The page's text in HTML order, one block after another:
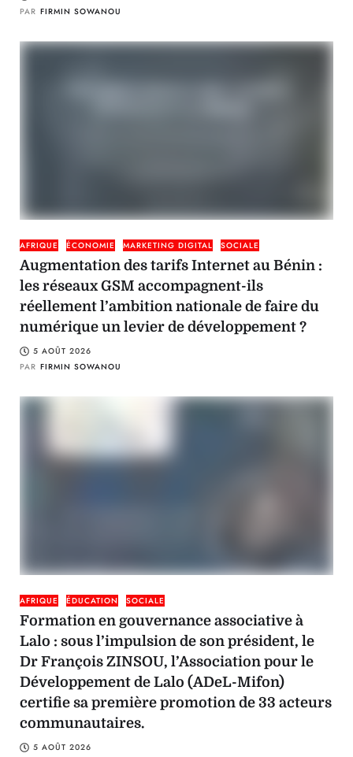
PAR FIRMIN SOWANOU
AFRIQUE ÉCONOMIE MARKETING DIGITAL SOCIALE
Augmentation des tarifs Internet au Bénin :
les réseaux GSM accompagnent-ils
réellement l’ambition nationale de faire du
numérique un levier de développement ?
5 AOÛT 2026
PAR FIRMIN SOWANOU
AFRIQUE ÉDUCATION SOCIALE
Formation en gouvernance associative à
Lalo : sous l’impulsion de son président, le
Dr François ZINSOU, l’Association pour le
Développement de Lalo (ADeL-Mifon)
certifie sa première promotion de 33 acteurs
communautaires.
5 AOÛT 2026